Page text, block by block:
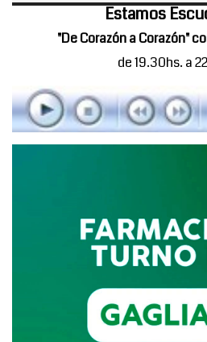
Estamos
"De Corazón a Corazón"
de 19.30hs. a